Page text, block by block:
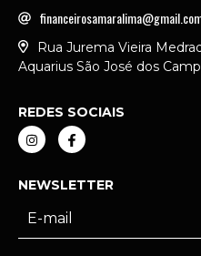
Rua Jurema Vieira
Aquarius São José dos
REDES SOCIAIS
NEWSLETTER